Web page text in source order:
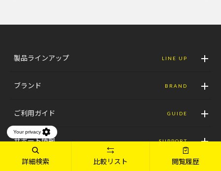
詳細検索 比較リスト 閲覧履歴
製品ラインアップ LINE UP
ブランド BRAND
ご利用ガイド GUIDE
サポート情報 SUPPORT